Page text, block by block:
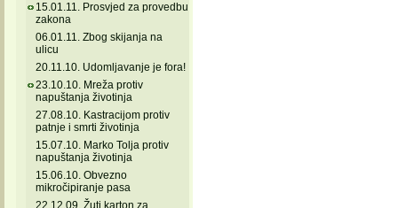
15.01.11. Prosvjed za provedbu
zakona
06.01.11. Zbog skijanja na
ulicu
20.11.10. Udomljavanje je fora!
23.10.10. Mreža protiv
napuštanja životinja
27.08.10. Kastracijom protiv
patnje i smrti životinja
15.07.10. Marko Tolja protiv
napuštanja životinja
15.06.10. Obvezno
mikročipiranje pasa
22.12.09. Žuti karton za